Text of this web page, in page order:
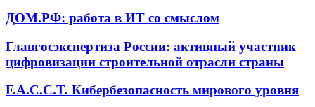
ДОМ.РФ: работа в ИТ со смыслом
Главгосэкспертиза России: активный участник
цифровизации строительной отрасли страны
F.A.C.C.T. Кибербезопасность мирового уровня